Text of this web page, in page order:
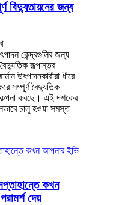
বিদ্যুতায়নের জন্য
কেন্দ্রগুলির জন্য
বৈদ্যুতিক রূপান্তর
উৎপাদনকারীরা ধীরে
সম্পূর্ণ বৈদ্যুতিক
করছে। এই দশকের
চালু হওয়া সমস্ত
কখন
দেয়